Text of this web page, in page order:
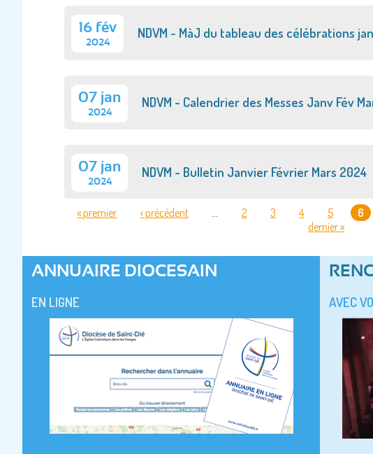
16 fév
2024
NDVM - MàJ du tableau des célébrations
07 jan
2024
NDVM - Calendrier des Messes Janv Fév
07 jan
2024
NDVM - Bulletin Janvier Février Mars 2024
« premier ‹ précédent … 2 3 4 5 6
dernier »
ANNUAIRE DIOCESAIN
EN LIGNE AVEC